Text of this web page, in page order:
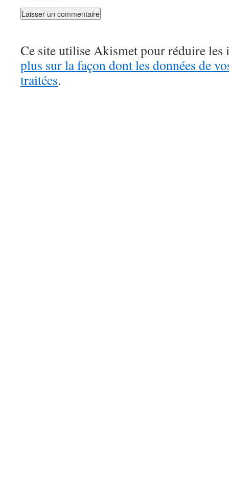
Ce site utilise Akismet pour réduire les
plus sur la façon dont les données de
traitées.